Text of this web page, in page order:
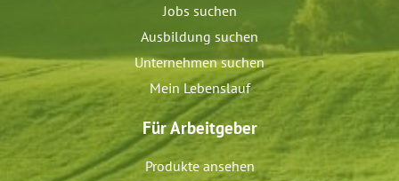
Jobs suchen
Ausbildung suchen
Unternehmen suchen
Mein Lebenslauf
Für Arbeitgeber
Produkte ansehen